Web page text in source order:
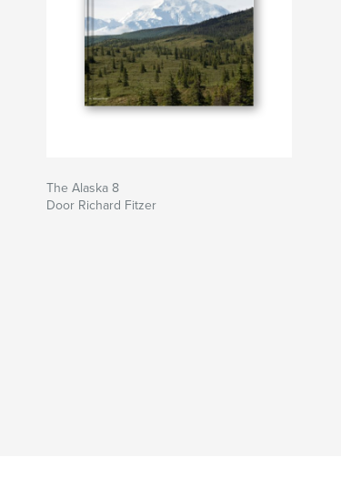
The Alaska 8
Door Richard Fitzer